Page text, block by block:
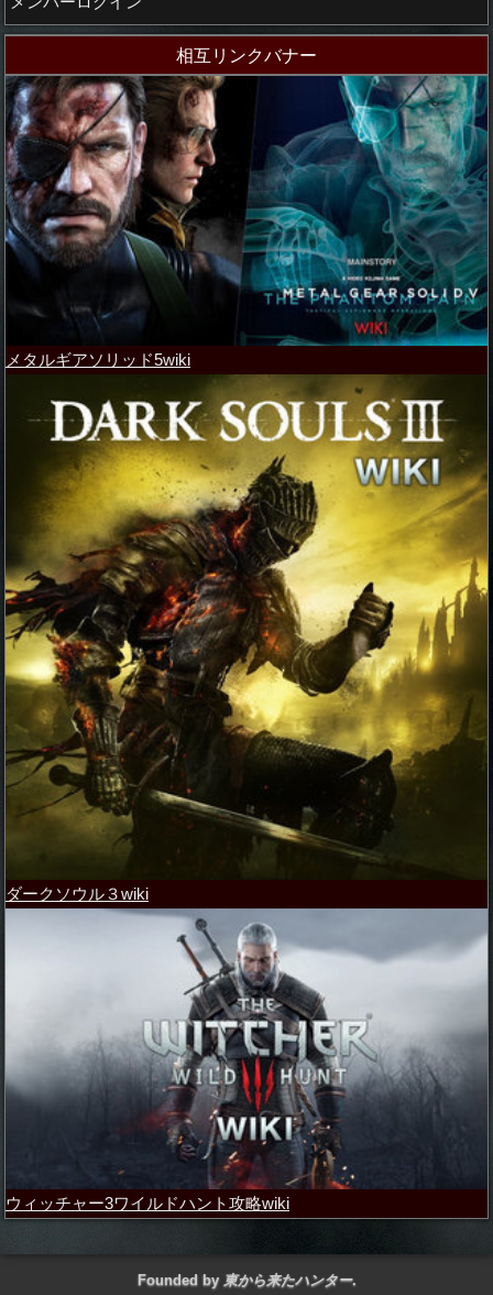
相互リンクバナー
メタルギアソリッド5wiki
ダークソウル３wiki
ウィッチャー3ワイルドハント攻略wiki
Founded by 東から来たハンター.